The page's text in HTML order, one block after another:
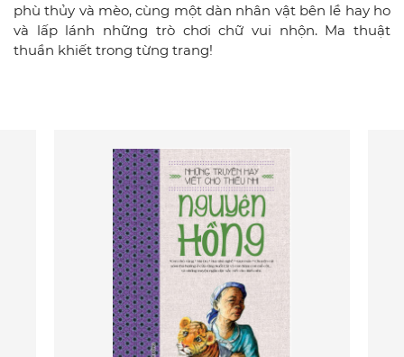
phù thủy và mèo, cùng một dàn nhân vật bên lề hay ho
và lấp lánh những trò chơi chữ vui nhộn. Ma thuật
thuần khiết trong từng trang!